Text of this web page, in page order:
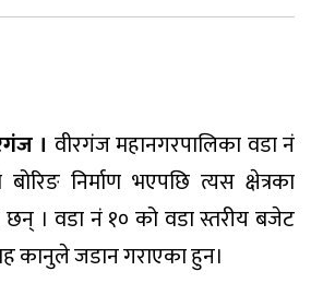
। वीरगंज महानगरपालिका वडा नं
निर्माण भएपछि त्यस क्षेत्रका
छन् । वडा नं १० को वडा स्तरीय बजेट
कानुले जडान गराएका हुन।